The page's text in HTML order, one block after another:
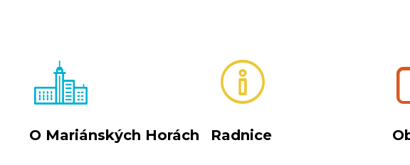
O Mariánských Horách Radnice